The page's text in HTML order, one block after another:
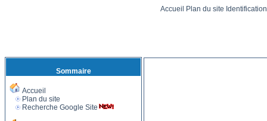
Accueil Plan du site
Sommaire
Accueil
Plan du site
Recherche Google Site